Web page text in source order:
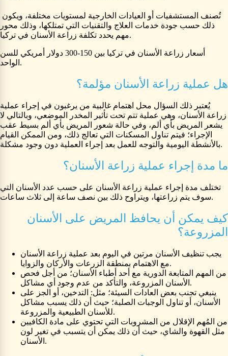
تُصنف المستشفيات أو العيادات الخارجية لمستويات مختلفة، ويكون
ذلك حسب جودة خدمات العلاج والتقنيات التي تمتلكها، وذلك محور
مهم يحدد تكلفة زراعة الأسنان في تركيا.
أسعار زراعة الأسنان في تركيا بين 150-300 دولار أمريكي للسن
الواحد.
هل عملية زراعة الأسنان مؤلمة؟
يُعتبر ذلك السؤال محل اهتمام غالبية من يرغبون في إجراء عملية
زراعة الأسنان، وهي عملية تتم تحت تأثير المخدر الموضعي، وبالتالي لا
يشعر المريض بأي ألم، وفي حالة شعور المريض بأي ألم بسيط عقب
الإجراء؛ فيتم تناول المسكنات التي تعالج ذلك، ومن الممكن القيام
بالأنشطة اليومية والتوجه للعمل بعد إجراء العملية دون وجود مشكلة.
ما مدة إجراء عملية زراعة الأسنان؟
تختلف مدة إجراء عملية زراعة الأسنان على حسب عدد الأسنان التي
سوف يتم زراعتها، ويتراوح ذلك بين نصف ساعة إلى ثلاث ساعات.
كيف يمكن أن يحافظ المريض على الأسنان
المزروعة؟
يجب تنظيف الأسنان مرتين في اليوم بعد عملية زراعة الأسنان
مع الاهتمام بمنطقة الزرعات والأركان والزوايا.
من المهم المتابعة الدورية مع أحد أطباء الأسنان؛ من أجل فحص
الأسنان المزروعة، والتأكد من عدم وجود أي مشاكل.
ينبغي تجنب بعض العادات السيئة؛ مثل: التدخين، أو الجز على
الأسنان، أو تناول الوجبات الصلبة؛ حيث أن ذلك يسبب مشاكل
للأسنان الطبيعية والمزروعة.
من المُهم الإقلال من المشروبات التي تحتوي على مادة الكافيين
مثل القهوة والشاي، حيث أن ذلك يمكن أن يتسبب في تغير لون
الأسنان.